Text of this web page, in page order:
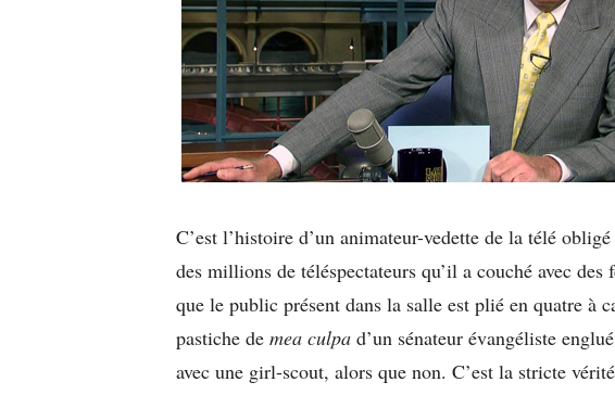
C’est l’histoire d’un animateur-vedette de la télé
des millions de téléspectateurs qu’il a couché avec
que le public présent dans la salle est plié en quatre à
pastiche de mea culpa d’un sénateur évangéliste
avec une girl-scout, alors que non. C’est la stricte